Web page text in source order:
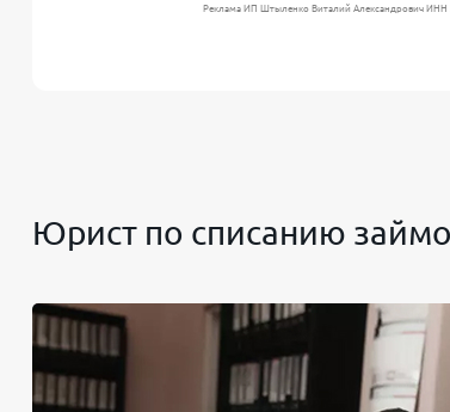
Реклама ИП Штыленко Виталий Александрович
Юрист по списанию